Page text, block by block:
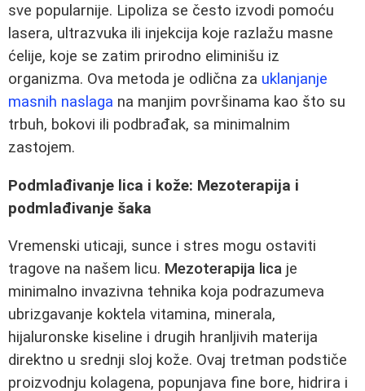
sve popularnije. Lipoliza se često izvodi pomoću
lasera, ultrazvuka ili injekcija koje razlažu masne
ćelije, koje se zatim prirodno eliminišu iz
organizma. Ova metoda je odlična za uklanjanje
masnih naslaga na manjim površinama kao što su
trbuh, bokovi ili podbrađak, sa minimalnim
zastojem.
Podmlađivanje lica i kože: Mezoterapija i
podmlađivanje šaka
Vremenski uticaji, sunce i stres mogu ostaviti
tragove na našem licu. Mezoterapija lica je
minimalno invazivna tehnika koja podrazumeva
ubrizgavanje koktela vitamina, minerala,
hijaluronske kiseline i drugih hranljivih materija
direktno u srednji sloj kože. Ovaj tretman podstiče
proizvodnju kolagena, popunjava fine bore, hidrira i